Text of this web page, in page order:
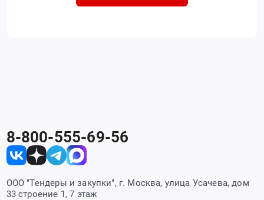
8-800-555-69-56
ООО "Тендеры и закупки", г. Москва, улица Усачева, дом
33 строение 1, 7 этаж